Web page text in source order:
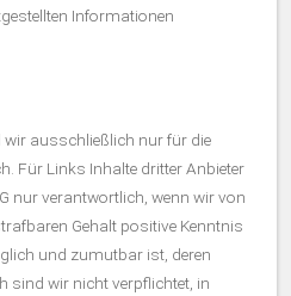
Informationen
wir ausschließlich nur für die
Für Links Inhalte dritter Anbieter
nur verantwortlich, wenn wir von
Gehalt positive Kenntnis
und zumutbar ist, deren
sind wir nicht verpflichtet, in